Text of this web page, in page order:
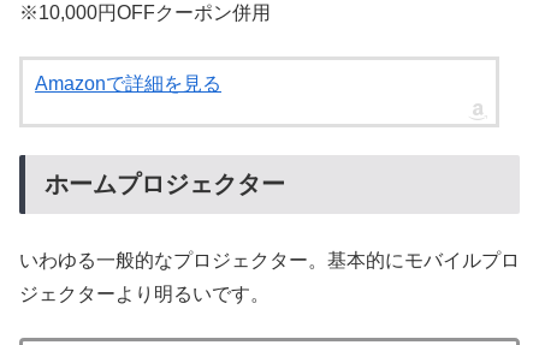
※10,000円OFFクーポン併用
Amazonで詳細を見る
ホームプロジェクター
いわゆる一般的なプロジェクター。基本的にモバイルプロ
ジェクターより明るいです。